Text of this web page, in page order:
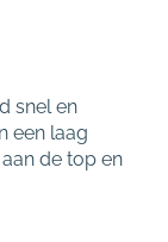
snel en
een laag
de top en